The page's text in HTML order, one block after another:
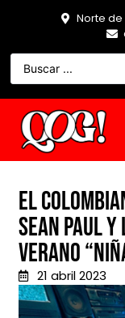
Norte de
El
Sean Paul
verano
21 abril 2023